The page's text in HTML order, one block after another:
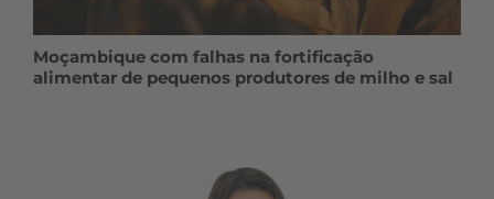
Moçambique com falhas na fortificação
alimentar de pequenos produtores de milho e sal